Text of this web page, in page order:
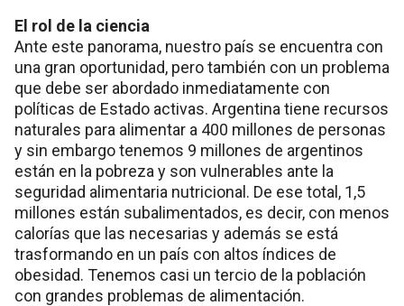
El rol de la ciencia
Ante este panorama, nuestro país se encuentra con
una gran oportunidad, pero también con un problema
que debe ser abordado inmediatamente con
políticas de Estado activas. Argentina tiene recursos
naturales para alimentar a 400 millones de personas
y sin embargo tenemos 9 millones de argentinos
están en la pobreza y son vulnerables ante la
seguridad alimentaria nutricional. De ese total, 1,5
millones están subalimentados, es decir, con menos
calorías que las necesarias y además se está
trasformando en un país con altos índices de
obesidad. Tenemos casi un tercio de la población
con grandes problemas de alimentación.